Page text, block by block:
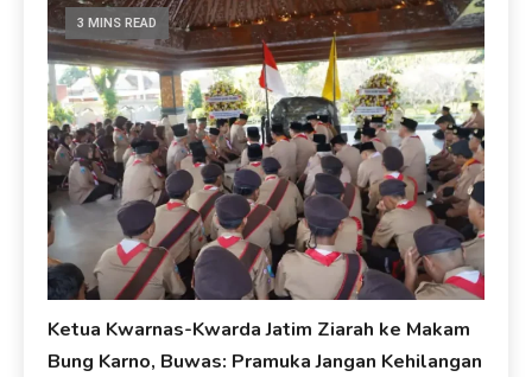
3 MINS READ
Ketua Kwarnas-Kwarda Jatim Ziarah ke Makam
Bung Karno, Buwas: Pramuka Jangan Kehilangan